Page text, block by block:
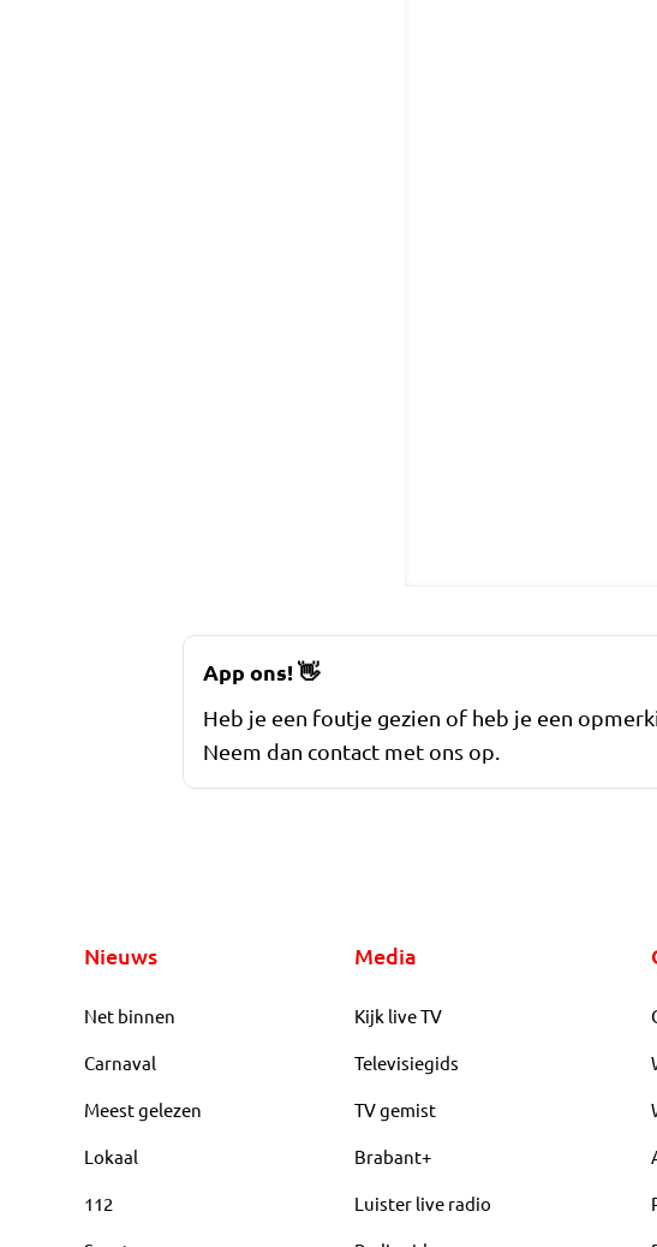
App ons!👋
Heb je een foutje gezien of heb je een
Neem dan contact met ons op.
Nieuws
Net binnen
Carnaval
Meest gelezen
Lokaal
112
Media
Kijk live TV
Televisiegids
TV gemist
Brabant+
Luister live radio